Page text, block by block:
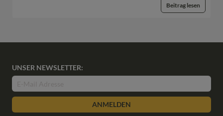
Beitrag lesen
UNSER NEWSLETTER:
ANMELDEN